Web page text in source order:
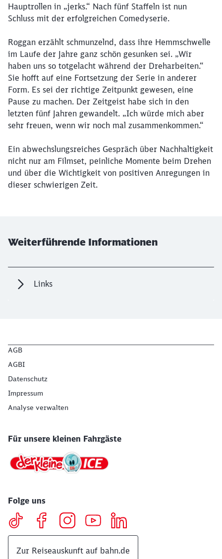
Hauptrollen in „jerks.“ Nach fünf Staffeln ist nun
Schluss mit der erfolgreichen Comedyserie.
Roggan erzählt schmunzelnd, dass ihre Hemmschwelle
im Laufe der Jahre ganz schön gesunken sei. „Wir
haben uns so totgelacht während der Dreharbeiten.“
Sie hofft auf eine Fortsetzung der Serie in anderer
Form. Es sei der richtige Zeitpunkt gewesen, eine
Pause zu machen. Der Zeitgeist habe sich in den
letzten fünf Jahren gewandelt. „Ich würde mich aber
sehr freuen, wenn wir noch mal zusammenkommen.“
Ein abwechslungsreiches Gespräch über Nachhaltigkeit
nicht nur am Filmset, peinliche Momente beim Drehen
und über die Wichtigkeit von positiven Anregungen in
dieser schwierigen Zeit.
Weiterführende Informationen
Links
AGB
AGBI
Datenschutz
Impressum
Analyse verwalten
Für unsere kleinen Fahrgäste
Folge uns
Zur Reiseauskunft auf bahn.de